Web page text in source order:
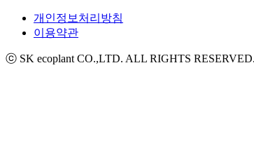
개인정보처리방침
이용약관
ⓒ SK ecoplant CO.,LTD. ALL RIGHTS RESERVED.